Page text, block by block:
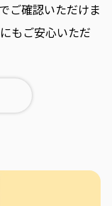
ご確認いただけま
もご安心いただ